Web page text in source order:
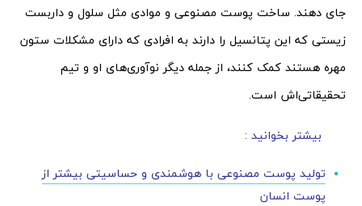
جای دهند. ساخت پوست مصنوعی و موادی مثل سلول و داربست
زیستی که این پتانسیل را دارند به افرادی که دارای مشکلات ستون
مهره هستند کمک کنند، از جمله دیگر نوآوری‌های او و تیم
تحقیقاتی‌اش است.
بیشتر بخوانید :
تولید پوست مصنوعی با هوشمندی و حساسیتی بیشتر از
پوست انسان